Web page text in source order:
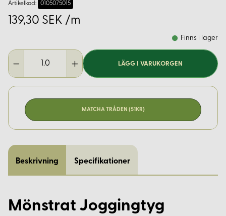
Artikelkod: 0105075015
139,30 SEK /m
Finns i lager
LÄGG I VARUKORGEN
MATCHA TRÅDEN (51KR)
Beskrivning Specifikationer
Mönstrat Joggingtyg